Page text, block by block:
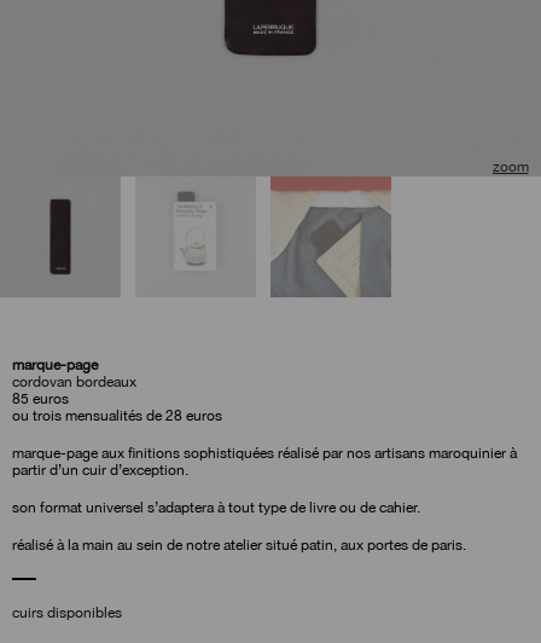
marque-page
cordovan bordeaux
85 euros
ou trois mensualités de 28 euros
marque-page aux finitions sophistiquées réalisé par nos artisans maroquinier à
partir d’un cuir d’exception.
son format universel s’adaptera à tout type de livre ou de cahier.
réalisé à la main au sein de notre atelier situé patin, aux portes de paris.
cuirs disponibles